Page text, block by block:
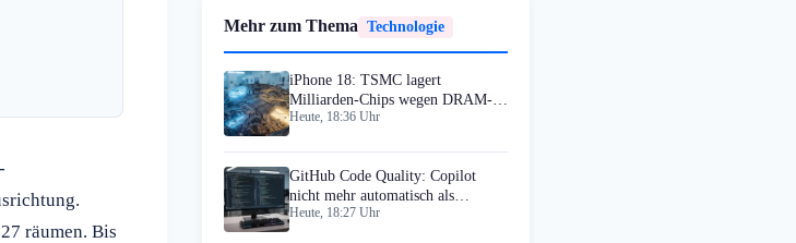
räumen. Bis
Mehr zum Thema Technologie
iPhone 18: TSMC lagert
Milliarden-Chips wegen DRAM-
Mangel ein
Heute, 18:36 Uhr
GitHub Code Quality: Copilot
nicht mehr automatisch als
Reviewer
Heute, 18:27 Uhr